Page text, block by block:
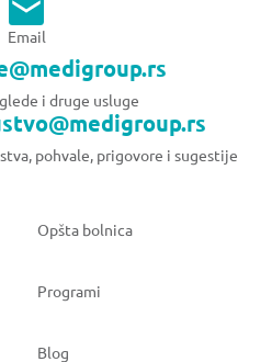
Email
i druge usluge
pohvale, prigovore i sugestije
Opšta bolnica
Programi
Blog